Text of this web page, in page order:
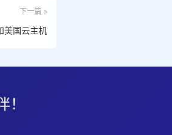
下一篇 »
美国云主机
！